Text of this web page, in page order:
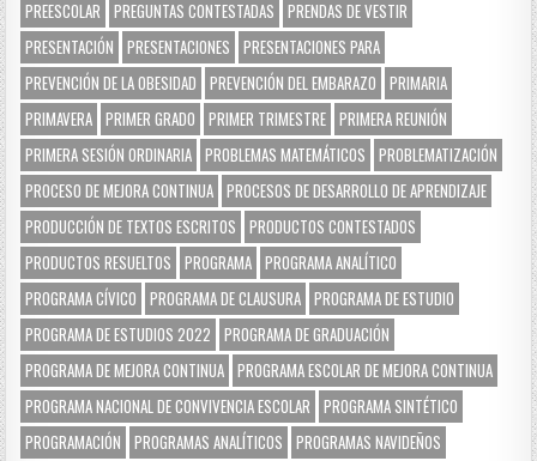
PREESCOLAR PREGUNTAS CONTESTADAS
PRENDAS DE VESTIR
PRESENTACIÓN
PRESENTACIONES
PRESENTACIONES PARA
PREVENCIÓN DE LA OBESIDAD
PREVENCIÓN DEL EMBARAZO
PRIMARIA
PRIMAVERA PRIMER GRADO PRIMER TRIMESTRE PRIMERA REUNIÓN
PRIMERA SESIÓN ORDINARIA PROBLEMAS MATEMÁTICOS
PROBLEMATIZACIÓN
PROCESO DE MEJORA CONTINUA PROCESOS DE DESARROLLO DE APRENDIZAJE
PRODUCCIÓN DE TEXTOS ESCRITOS
PRODUCTOS CONTESTADOS
PRODUCTOS RESUELTOS
PROGRAMA PROGRAMA ANALÍTICO
PROGRAMA CÍVICO
PROGRAMA DE CLAUSURA PROGRAMA DE ESTUDIO
PROGRAMA DE ESTUDIOS 2022
PROGRAMA DE GRADUACIÓN
PROGRAMA DE MEJORA CONTINUA PROGRAMA ESCOLAR DE MEJORA CONTINUA
PROGRAMA NACIONAL DE CONVIVENCIA ESCOLAR
PROGRAMA SINTÉTICO
PROGRAMACIÓN
PROGRAMAS ANALÍTICOS
PROGRAMAS NAVIDEÑOS